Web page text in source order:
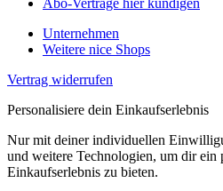
Abo-Verträge hier kündigen
Unternehmen
Weitere nice Shops
Vertrag widerrufen
Personalisiere dein Einkaufserlebnis
Nur mit deiner individuellen
und weitere Technologien, um dir ein
Einkaufserlebnis zu bieten.